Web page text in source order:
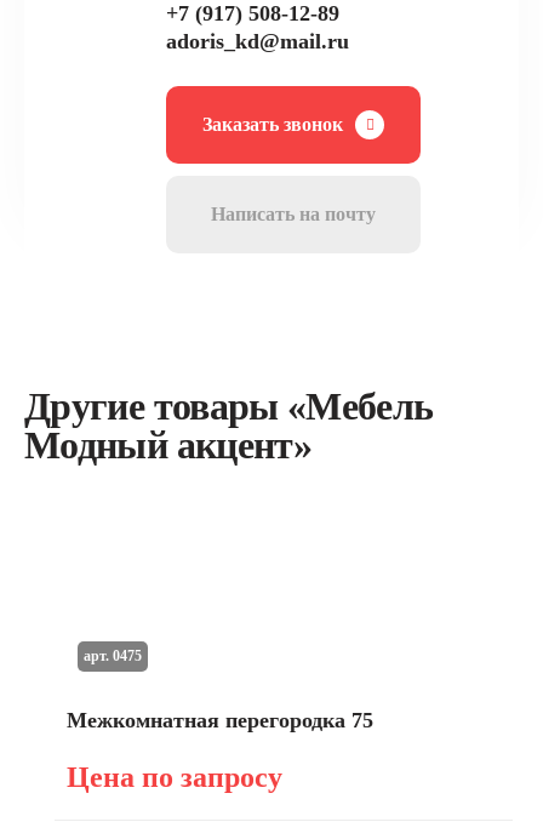
+7 (917) 508-12-89
adoris_kd@mail.ru
Заказать звонок
Написать на почту
Другие товары «Мебель
Модный акцент»
Межкомнатная перегородка 75
Цена по запросу
арт. 0475